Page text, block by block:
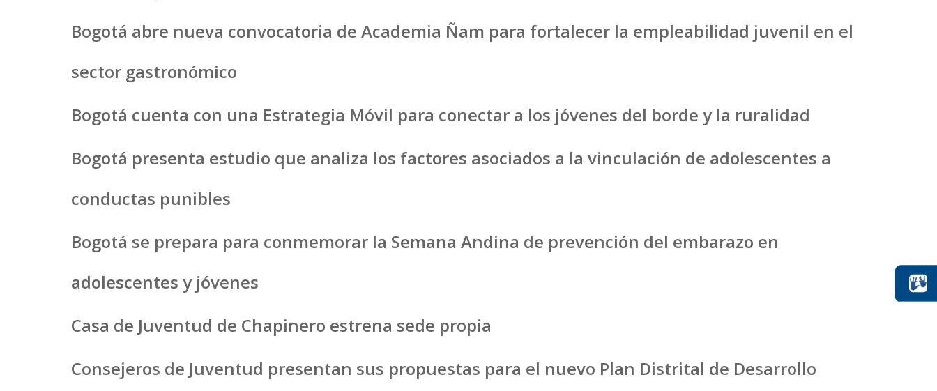
Bogotá abre nueva convocatoria de Academia Ñam para fortalecer la empleabilidad juvenil en el
sector gastronómico
Bogotá cuenta con una Estrategia Móvil para conectar a los jóvenes del borde y la ruralidad
Bogotá presenta estudio que analiza los factores asociados a la vinculación de adolescentes a
conductas punibles
Bogotá se prepara para conmemorar la Semana Andina de prevención del embarazo en
adolescentes y jóvenes
Casa de Juventud de Chapinero estrena sede propia
Consejeros de Juventud presentan sus propuestas para el nuevo Plan Distrital de Desarrollo